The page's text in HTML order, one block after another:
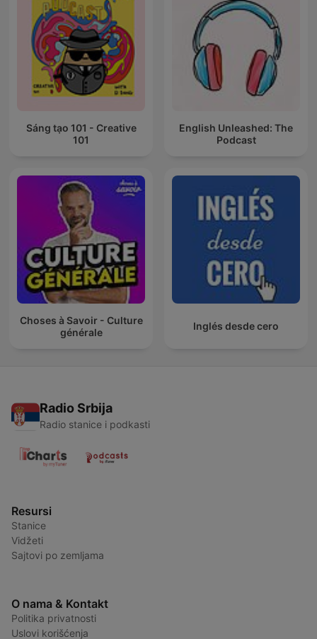
Sáng tạo 101 - Creative
101
English Unleashed: The
Podcast
Choses à Savoir - Culture
générale
Inglés desde cero
Radio Srbija
Radio stanice i podkasti
Resursi
Stanice
Vidžeti
Sajtovi po zemljama
O nama & Kontakt
Politika privatnosti
Uslovi korišćenja